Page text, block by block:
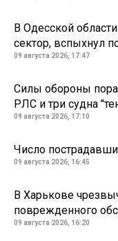
В Одесской
сектор, вспыхнул
09 августа 2026, 17:47
Силы обороны
РЛС и три судна
09 августа 2026, 17:10
Число
09 августа 2026, 16:45
В Харькове
поврежденного
09 августа 2026, 16:20